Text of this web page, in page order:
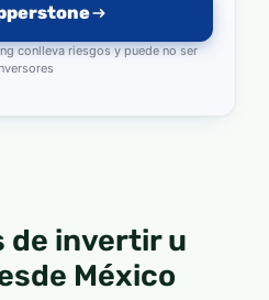
conlleva riesgos y puede no ser
de invertir u
México